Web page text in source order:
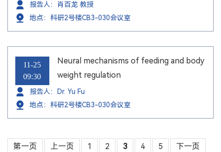
报告人：肖百龙 教授
地点：科研2号楼CB3-030会议室
11-25
09:30
Neural mechanisms of feeding and body
weight regulation
报告人：Dr. Yu Fu
地点：科研2号楼CB3-030会议室
第一页 上一页 1 2 3 4 5
下一页